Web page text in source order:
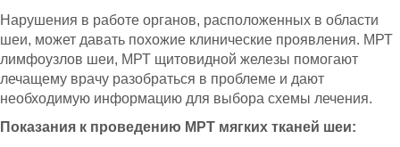
Нарушения в работе органов, расположенных в области
шеи, может давать похожие клинические проявления. МРТ
лимфоузлов шеи, МРТ щитовидной железы помогают
лечащему врачу разобраться в проблеме и дают
необходимую информацию для выбора схемы лечения.
Показания к проведению МРТ мягких тканей шеи: